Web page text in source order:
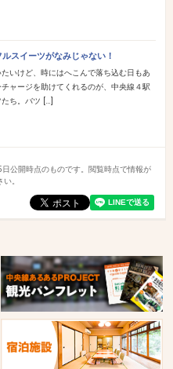
スイーツがなみじゃない！
いけど、時にはへこんで落ち込む日もあ
ャージを助けてくれるのが、中央線４駅
ち。バツ […]
公開時点のものです。閲覧時点で情報が
。